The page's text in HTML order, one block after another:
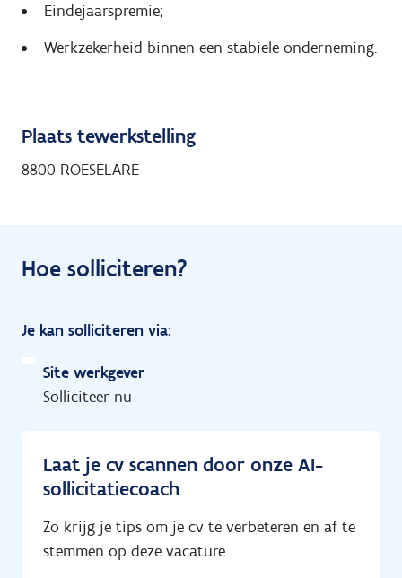
Eindejaarspremie;
Werkzekerheid binnen een stabiele onderneming.
Plaats tewerkstelling
8800 ROESELARE
Hoe solliciteren?
Je kan solliciteren via:
Site werkgever
Solliciteer nu
Laat je cv scannen door onze AI-
sollicitatiecoach
Zo krijg je tips om je cv te verbeteren en af te
stemmen op deze vacature.